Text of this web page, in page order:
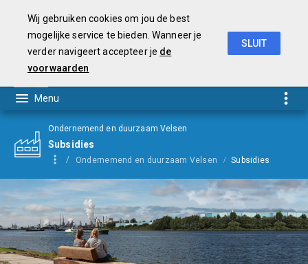
Ondernemend en duurzaam Velsen
Subsidies
Ondernemend en duurzaam Velsen Subsidies
Wij gebruiken cookies om jou de best
mogelijke service te bieden. Wanneer je
verder navigeert accepteer je de
voorwaarden
SLUIT